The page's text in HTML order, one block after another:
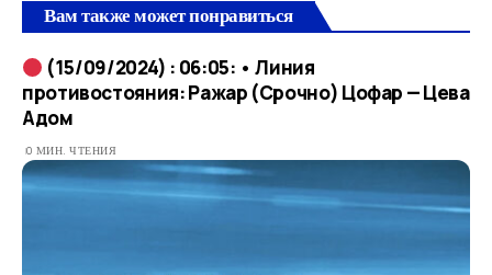
Вам также может понравиться
(15/09/2024) : 06:05: • Линия
противостояния: Ражар (Срочно) Цофар — Цева
Адом
0 МИН. ЧТЕНИЯ